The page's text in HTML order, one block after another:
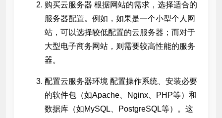
购买云服务器 根据网站的需求，选择适合的
服务器配置。例如，如果是一个小型个人网
站，可以选择较低配置的云服务器；而对于
大型电子商务网站，则需要较高性能的服务
器。
配置云服务器环境 配置操作系统、安装必要
的软件包（如Apache、Nginx、PHP等）和
数据库（如MySQL、PostgreSQL等）。这